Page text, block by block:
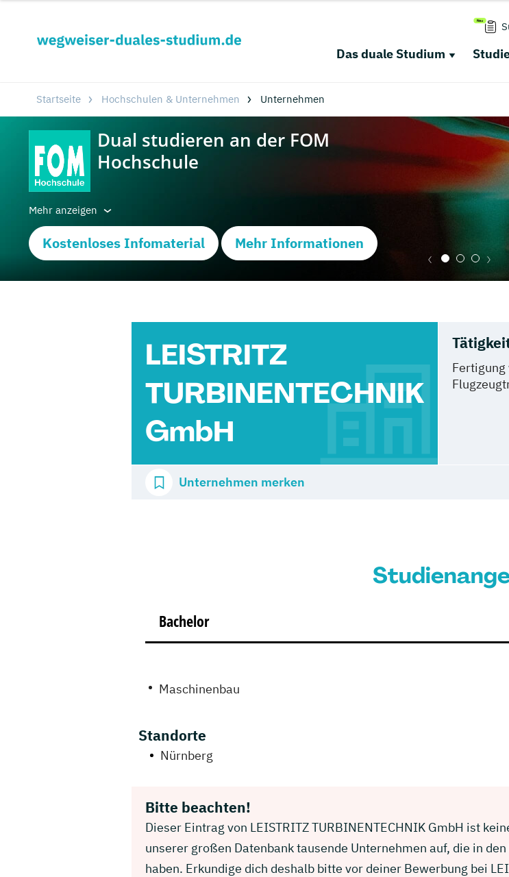
Das duale Studium
Startseite Hochschulen & Unternehmen Unternehmen
Mehr anzeigen
Kostenloses Infomaterial Mehr Informationen
LEISTRITZ
TURBINENTECHNIK
GmbH
Fertigung
Unternehmen merken
Bachelor
Maschinenbau
Standorte
Nürnberg
Bitte beachten!
Dieser Eintrag von LEISTRITZ TURBINENTECHNIK GmbH ist
unserer großen Datenbank tausende Unternehmen auf, die in
haben. Erkundige dich deshalb bitte vor deiner Bewerbung bei